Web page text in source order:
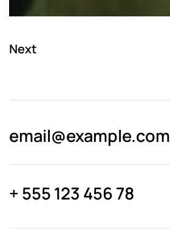
Next
email@­example.com
+ 555 123 456 78